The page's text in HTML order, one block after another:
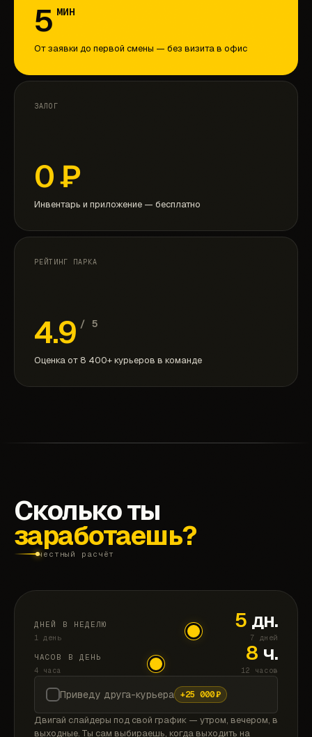
5 МИН
От заявки до первой смены — без визита в офис
ЗАЛОГ
0₽
Инвентарь и приложение — бесплатно
РЕЙТИНГ ПАРКА
4.9 / 5
Оценка от 8 400+ курьеров в команде
Сколько ты
заработаешь?
честный расчёт
ДНЕЙ В НЕДЕЛЮ 5 дн.
1 день 7 дней
ЧАСОВ В ДЕНЬ 8 ч.
4 часа 12 часов
Приведу друга-курьера +25 000₽
Двигай слайдеры под свой график — утром, вечером, в
выходные. Ты сам выбираешь, когда выходить на